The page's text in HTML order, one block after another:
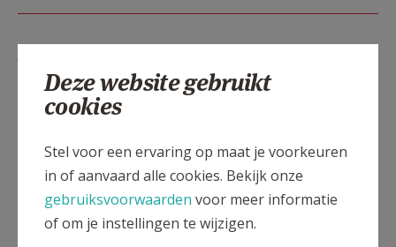
Lees meer
Deze website gebruikt
cookies
Stel voor een ervaring op maat je voorkeuren
in of aanvaard alle cookies. Bekijk onze
gebruiksvoorwaarden voor meer informatie
of om je instellingen te wijzigen.